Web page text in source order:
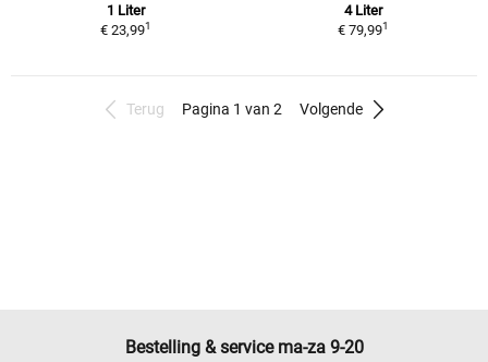
1 Liter
€ 23,991
4 Liter
€ 79,991
Terug Pagina 1 van 2 Volgende
Bestelling & service ma-za 9-20